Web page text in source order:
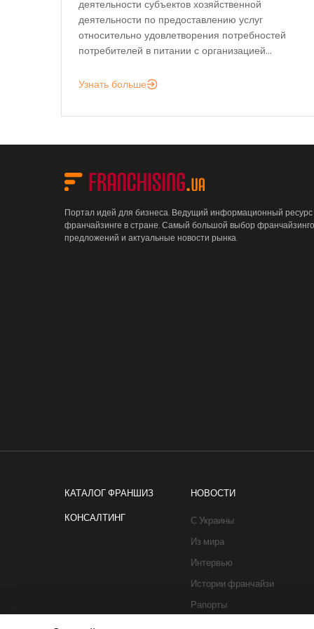
деятельности субъектов хозяйственной
деятельности по предоставлению услуг
относительно удовлетворения потребностей
потребителей в питании с организацией...
Узнать больше
Портал идей для бизнеса. Ведущий информационный ресурс
франчайзинге в стране. Самый большой выбор
предложений и актуальные новости рынка.
КАТАЛОГ ФРАНШИЗ
КОНСАЛТИНГ
НОВОСТИ
С Украины
Из мира
Интервью
Истории франчайзи
Рапорты